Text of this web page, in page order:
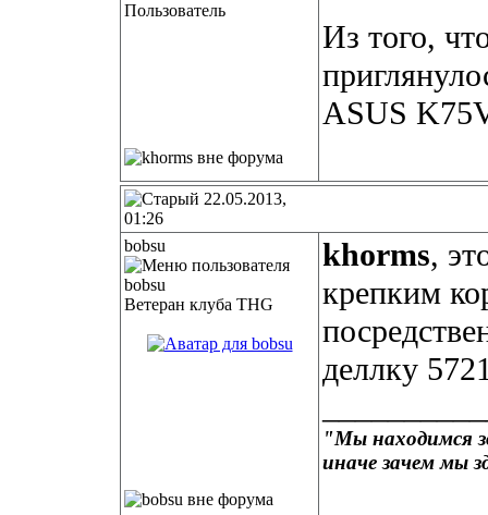
Пользователь
Из того,
ASUS
22.05.2013,
01:26
bobsu
Ветеран клуба THG
khorms,
крепким
деллку
"Мы находимся
иначе зачем мы